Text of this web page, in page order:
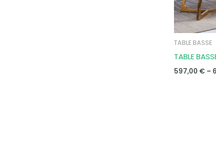
TABLE BASSE
TABLE
597,00 € –